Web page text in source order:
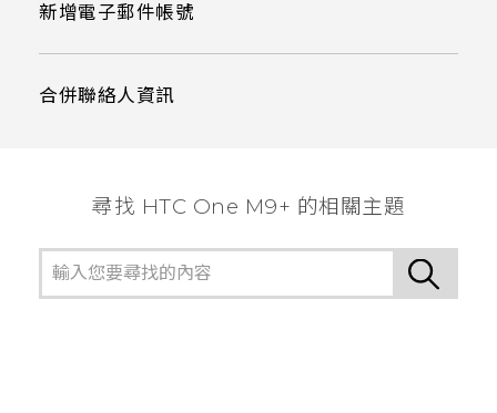
新增電子郵件帳號
合併聯絡人資訊
尋找 HTC One M9+ 的相關主題